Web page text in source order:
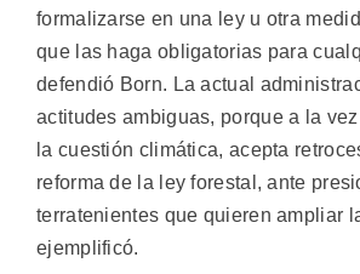
formalizarse en una ley u otra
que las haga obligatorias para
defendió Born. La actual
actitudes ambiguas, porque a la
la cuestión climática, acepta
reforma de la ley forestal, ante
terratenientes que quieren ampliar
ejemplificó.